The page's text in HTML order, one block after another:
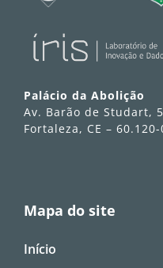
Palácio da Abolição
Av. Barão de Studart,
Fortaleza, CE – 60.120-
Mapa do site
Início